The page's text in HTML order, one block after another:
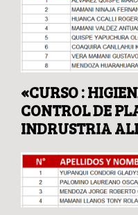
«CURSO :
CONTROL DE
INDRUSTRIA